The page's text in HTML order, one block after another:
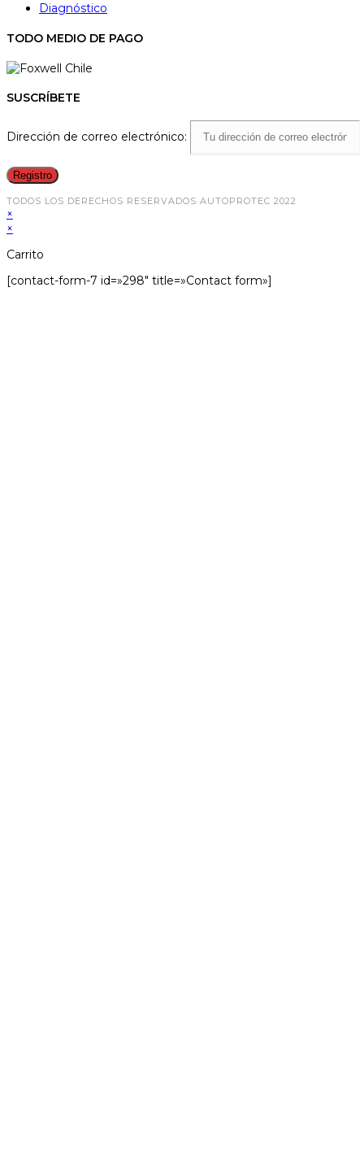
Diagnóstico
TODO MEDIO DE PAGO
SUSCRÍBETE
Dirección de correo electrónico:
TODOS LOS DERECHOS RESERVADOS AUTOPROTEC 2022
×
×
Carrito
[contact-form-7 id=»298″ title=»Contact form»]